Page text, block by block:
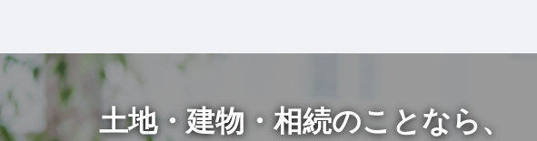
土地・建物・相続のことなら、